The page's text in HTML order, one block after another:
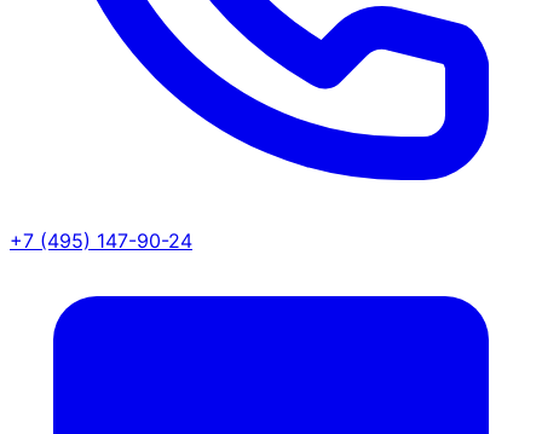
+7 (495) 147-90-24